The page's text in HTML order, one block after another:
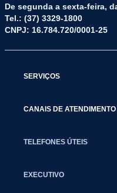
De segunda a sexta-feira,
Tel.: (37) 3329-1800
CNPJ: 16.784.720/0001-25
SERVIÇOS
CANAIS DE ATENDIMENTO
TELEFONES ÚTEIS
EXECUTIVO